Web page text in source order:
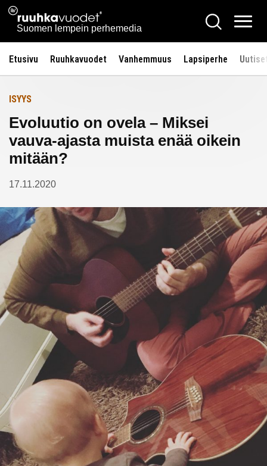
Siirry
sisältöön
Ruuhkavuodet.fi
Suomen lempein perhemedia
Hae
Etusivu Ruuhkavuodet Vanhemmuus Lapsiperhe
Etusivulle
ISYYS
Evoluutio on ovela – Miksei
vauva-ajasta muista enää oikein
mitään?
17.11.2020